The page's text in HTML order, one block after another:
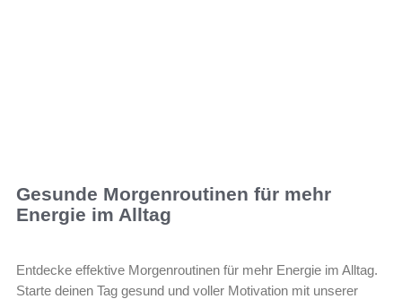
Gesunde Morgenroutinen für mehr
Energie im Alltag
Entdecke effektive Morgenroutinen für mehr Energie im Alltag.
Starte deinen Tag gesund und voller Motivation mit unserer